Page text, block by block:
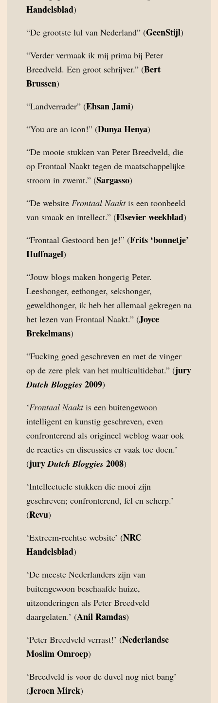
Handelsblad)
“De grootste lul van Nederland” (GeenStijl)
“Verder vermaak ik mij prima bij Peter
Breedveld. Een groot schrijver.” (Bert
Brussen)
“Landverrader” (Ehsan Jami)
“You are an icon!” (Dunya Henya)
“De mooie stukken van Peter Breedveld, die
op Frontaal Naakt tegen de maatschappelijke
stroom in zwemt.” (Sargasso)
“De website Frontaal Naaktis een toonbeeld
van smaak en intellect.” (Elsevier weekblad)
“Frontaal Gestoord ben je!” (Frits ‘bonnetje’
Huffnagel)
“Jouw blogs maken hongerig Peter.
Leeshonger, eethonger, sekshonger,
geweldhonger, ik heb het allemaal gekregen na
het lezen van Frontaal Naakt.” (Joyce
Brekelmans)
“Fucking goed geschreven en met de vinger
op de zere plek van het multicultidebat.” (jury
Dutch Bloggies 2009)
‘Frontaal Naaktis een buitengewoon
intelligent en kunstig geschreven, even
confronterend als origineel weblog waar ook
de reacties en discussies er vaak toe doen.’
(juryDutch Bloggies 2008)
‘Intellectuele stukken die mooi zijn
geschreven; confronterend, fel en scherp.’
(Revu)
‘Extreem-rechtse website’ (NRC
Handelsblad)
‘De meeste Nederlanders zijn van
buitengewoon beschaafde huize,
uitzonderingen als Peter Breedveld
daargelaten.’ (Anil Ramdas)
‘Peter Breedveld verrast!’ (Nederlandse
Moslim Omroep)
‘Breedveld is voor de duvel nog niet bang’
(Jeroen Mirck)